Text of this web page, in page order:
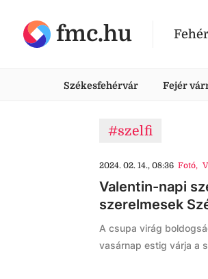
fmc.hu
Székesfehérvár Fejér
#szelfi
2024. 02. 14., 08:36 Fotó,
Valentin-napi
szerelmesek
A csupa virág
vasárnap estig várja a